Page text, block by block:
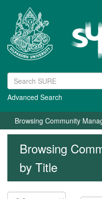
Advanced Search
Browsing Community
Browsing
by Title